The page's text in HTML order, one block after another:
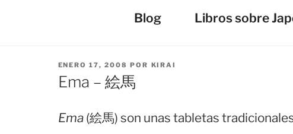
Blog Libros sobre
PUBLICADO
EL
ENERO 17, 2008 POR KIRAI
Ema – 絵馬
Ema(絵馬) son unas tabletas